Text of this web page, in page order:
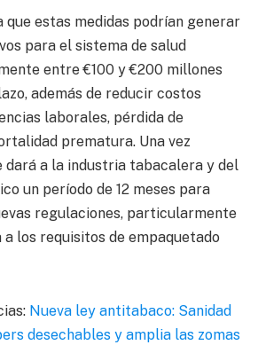
que estas medidas podrían generar
para el sistema de salud
entre €100 y €200 millones
además de reducir costos
laborales, pérdida de
prematura. Una vez
dará a la industria tabacalera y del
un período de 12 meses para
regulaciones, particularmente
los requisitos de empaquetado
Nueva ley antitabaco: Sanidad
desechables y amplia las zomas